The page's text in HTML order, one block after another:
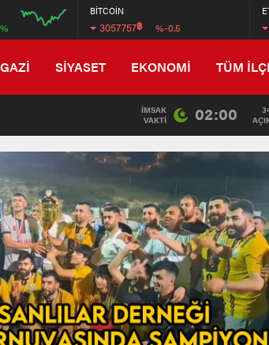
%
BİTCOİN
3057757฿ %-0.5
SİYASET EKONOMİ TÜM
İMSAK
VAKTI
02:00